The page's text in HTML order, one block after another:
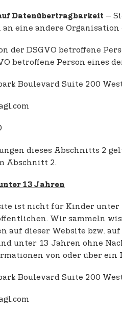
Datenübertragbarkeit –
an eine andere
der DSGVO betroffene
betroffene Person eines
Boulevard Suite 200
dieses Abschnitts 2
Abschnitt 2.
13 Jahren
ist nicht für Kinder
Wir sammeln
auf dieser Website bzw.
unter 13 Jahren ohne
von oder über
Boulevard Suite 200